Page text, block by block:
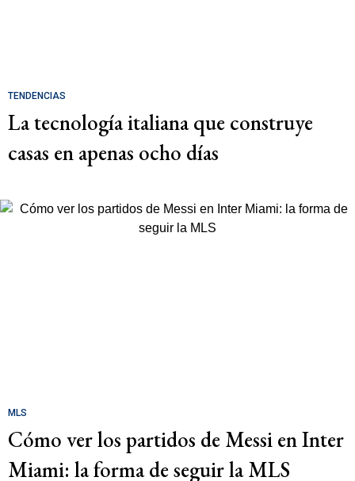
TENDENCIAS
La tecnología italiana que construye
casas en apenas ocho días
MLS
Cómo ver los partidos de Messi en Inter
Miami: la forma de seguir la MLS